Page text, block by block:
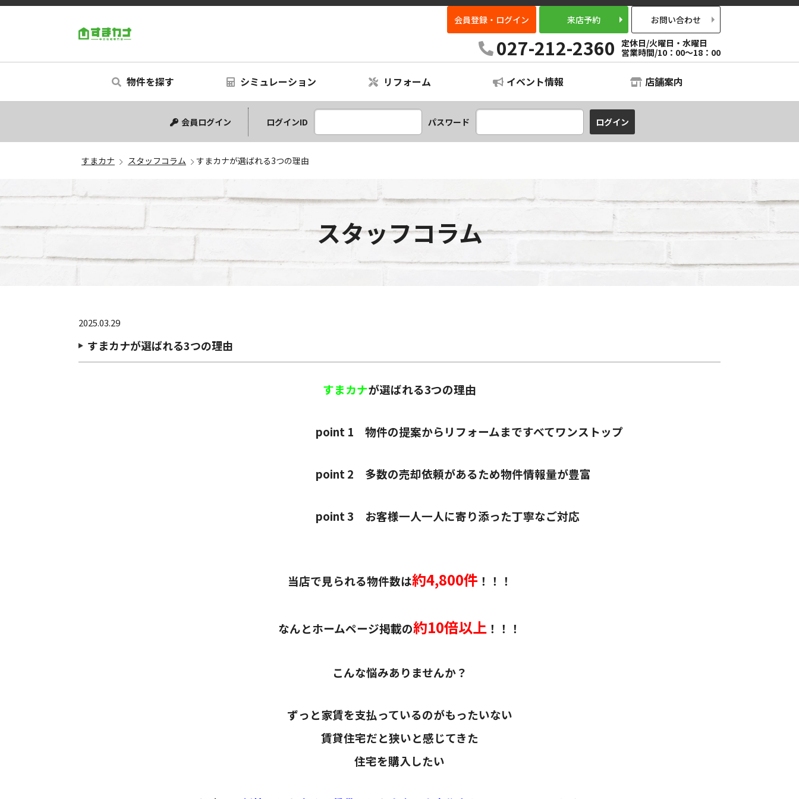
会員登録・ログイン 来店予約 お問い合わせ
027-212-2360 定休日/火曜日・水曜日
営業時間/10：00～18：00
物件を探す
中古一戸建て
中古マンション
新築一戸建て
土地
シミュレーション
シミュレーション
リフォームプラン
リフォーム イベント情報 店舗案内
会員ログイン ログインID パスワード
すまカナ スタッフコラム すまカナが選ばれる3つの理由
スタッフコラム
2025.03.29
すまカナが選ばれる3つの理由
すまカナが選ばれる3つの理由
point 1 物件の提案からリフォームまですべてワンストップ
point 2 多数の売却依頼があるため物件情報量が豊富
point 3 お客様一人一人に寄り添った丁寧なご対応
当店で見られる物件数は約4,800件！！！
なんとホームページ掲載の約10倍以上 ！！！
こんな悩みありませんか？
ずっと家賃を支払っているのがもったいない
賃貸住宅だと狭いと感じてきた
住宅を購入したい